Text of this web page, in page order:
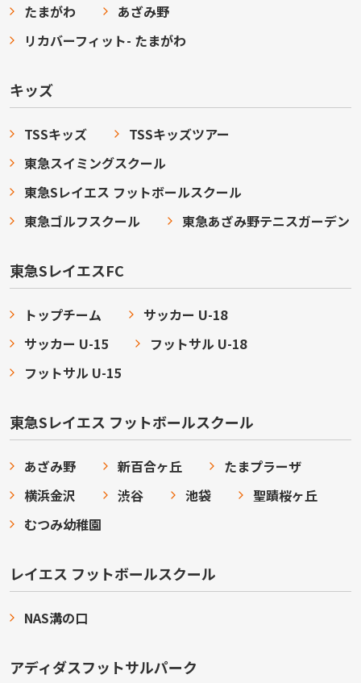
たまがわ
あざみ野
リカバーフィット- たまがわ
キッズ
TSSキッズ
TSSキッズツアー
東急スイミングスクール
東急Sレイエス フットボールスクール
東急ゴルフスクール
東急あざみ野テニスガーデン
東急SレイエスFC
トップチーム
サッカー U-18
サッカー U-15
フットサル U-18
フットサル U-15
東急Sレイエス フットボールスクール
あざみ野 新百合ヶ丘
たまプラーザ
横浜金沢
渋谷 池袋
聖蹟桜ヶ丘
むつみ幼稚園
レイエス フットボールスクール
NAS溝の口
アディダスフットサルパーク